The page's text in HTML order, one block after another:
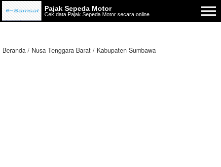
Pajak Sepeda Motor
Cek data Pajak Sepeda Motor secara online
Beranda Nusa Tenggara Barat Kabupaten Sumbawa